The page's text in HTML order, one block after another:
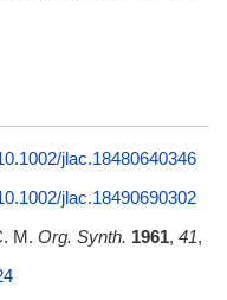
jlac.18480640346
jlac.18490690302
M. Org. Synth. 1961, 41,